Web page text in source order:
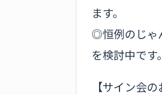
ます。
◎恒例のじゃ
を検討中です。
【サイン会の